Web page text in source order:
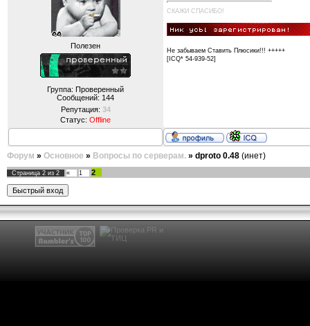
Полезен
Группа: Проверенный
Сообщений: 144
Репутация: 34
Статус: Offline
СКАЖИ СПАСИБО!
Не забываем Ставить Плюсики!!! +++++
[ICQ* 54-939-52]
Форум » Основное » Вопросы по серверам. » dproto 0.48 (инет)
Страница 2 из 2 « 1 2